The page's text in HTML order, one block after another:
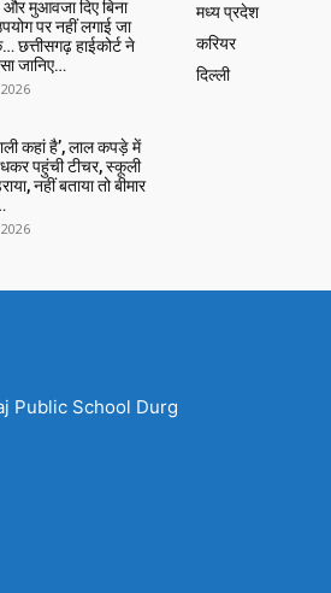
मुआवजा दिए बिना
पर नहीं लगाई जा
छत्तीसगढ़ हाईकोर्ट ने
जानिए…
कहां है’, लाल कपड़े में
पहुंची टीचर, स्कूली
नहीं बताया तो बीमार
मध्य प्रदेश
करियर
दिल्ली
Public School Durg